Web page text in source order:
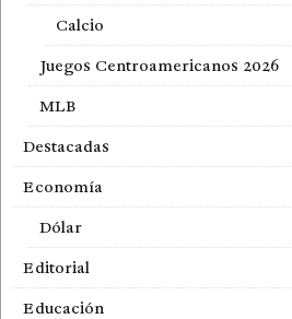
Calcio
Juegos Centroamericanos 2026
MLB
Destacadas
Economía
Dólar
Editorial
Educación